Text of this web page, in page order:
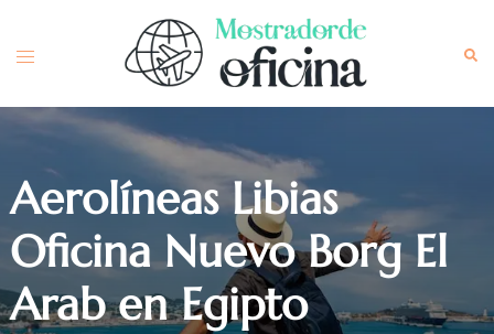
content
Toggle
Aerolíneas Libias
Oficina Nuevo Borg El
Arab en Egipto